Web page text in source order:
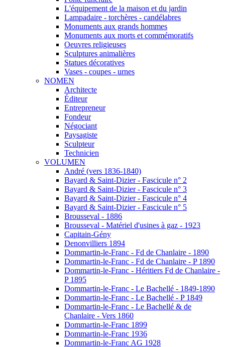
L'équipement de la maison et du jardin
Lampadaire - torchères - candélabres
Monuments aux grands hommes
Monuments aux morts et commémoratifs
Oeuvres religieuses
Sculptures animalières
Statues décoratives
Vases - coupes - urnes
NOMEN
Architecte
Éditeur
Entrepreneur
Fondeur
Négociant
Paysagiste
Sculpteur
Technicien
VOLUMEN
André (vers 1836-1840)
Bayard & Saint-Dizier - Fascicule n° 2
Bayard & Saint-Dizier - Fascicule n° 3
Bayard & Saint-Dizier - Fascicule n° 4
Bayard & Saint-Dizier - Fascicule n° 5
Brousseval - 1886
Brousseval - Matériel d'usines à gaz - 1923
Capitain-Gény
Denonvilliers 1894
Dommartin-le-Franc - Fd de Chanlaire - 1890
Dommartin-le-Franc - Fd de Chanlaire - P 1890
Dommartin-le-Franc - Héritiers Fd de Chanlaire -
P 1895
Dommartin-le-Franc - Le Bachellé - 1849-1890
Dommartin-le-Franc - Le Bachellé - P 1849
Dommartin-le-Franc - Le Bachellé & de
Chanlaire - Vers 1860
Dommartin-le-Franc 1899
Dommartin-le-Franc 1936
Dommartin-le-Franc AG 1928